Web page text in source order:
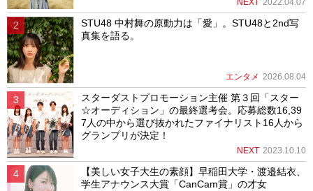
NEXT 2022.04.07
STU48 中村舞の原動力は「愛」。STU48と2nd写
真集を語る。
エンタメ 2026.08.04
スターダストプロモーション主催 第３回「スター
☆オーディション」の最終選考会。応募総数16,39
7人の中から選び抜かれたファイナリスト16人から
グランプリが決定！
NEXT 2023.10.10
【美しい女子大生の素顔】早稲田大学・渡邉結衣、
学生アナウンス大賞「CanCam賞」の才女